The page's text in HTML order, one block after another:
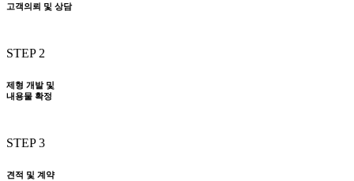
고객의뢰 및 상담
STEP 2
제형 개발 및
내용물 확정
STEP 3
견적 및 계약